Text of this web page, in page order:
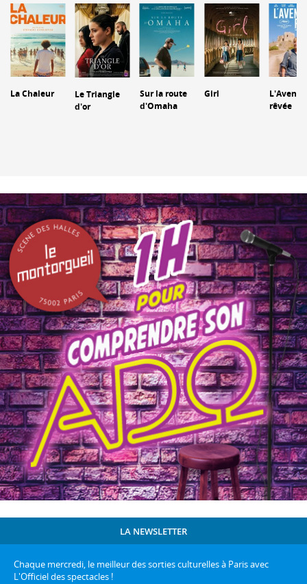
La Chaleur
Le Triangle
d'or
Sur la route
d'Omaha
Girl
rêvée
LA NEWSLETTER
Chaque mercredi, le meilleur des sorties culturelles à Paris avec
L'Officiel des spectacles !